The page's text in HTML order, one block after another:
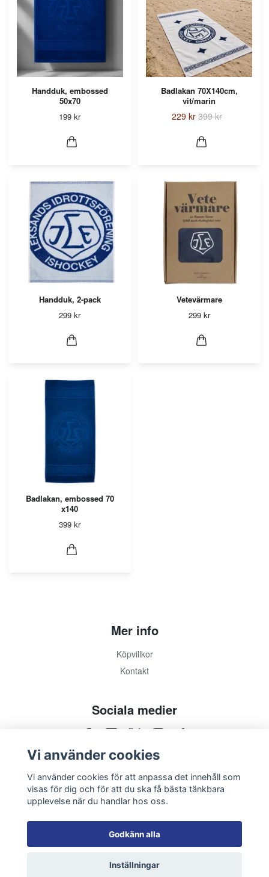
Handduk, embossed
50x70
199 kr
Badlakan 70X140cm,
vit/marin
229 kr 399 kr
Handduk, 2-pack
299 kr
Vetevärmare
299 kr
Badlakan, embossed 70
x140
399 kr
Mer info
Köpvillkor
Kontakt
Sociala medier
© 2026 Leksands IF Shop
Vi använder cookies
Vi använder cookies för att anpassa det innehåll som
visas för dig och för att du ska få bästa tänkbara
upplevelse när du handlar hos oss.
Godkänn alla
Inställningar